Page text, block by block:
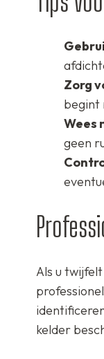
Zorg
begint
Wees
geen
Als u
kelder